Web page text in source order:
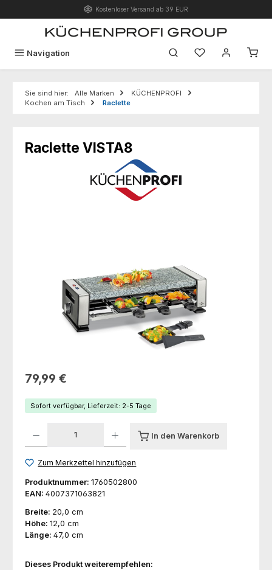
Zum Hauptinhalt springenKostenloser Versand ab 39 EUR
Navigation Du hast 0
Sie sind hier: Alle Marken
KÜCHENPROFI
Kochen am Tisch
Raclette
Raclette VISTA8
Regulärer Preis:
79,99 €
Sofort verfügbar, Lieferzeit: 2-5 Tage
In den Warenkorb
Zum Merkzettel hinzufügen
Produktnummer: 1760502800
EAN: 4007371063821
Breite: 20,0 cm
Höhe: 12,0 cm
Länge: 47,0 cm
Dieses Produkt weiterempfehlen: